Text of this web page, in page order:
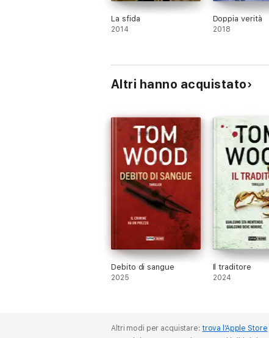
La sfida
2014
Doppia verità
2018
Altri hanno acquistato
Debito di sangue
2025
Il traditore
2024
Altri modi per acquistare:trova l’Apple Store